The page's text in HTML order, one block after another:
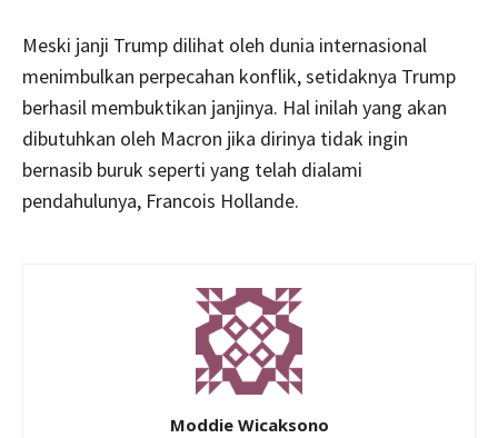
Meski janji Trump dilihat oleh dunia internasional
menimbulkan perpecahan konflik, setidaknya Trump
berhasil membuktikan janjinya. Hal inilah yang akan
dibutuhkan oleh Macron jika dirinya tidak ingin
bernasib buruk seperti yang telah dialami
pendahulunya, Francois Hollande.
Moddie Wicaksono